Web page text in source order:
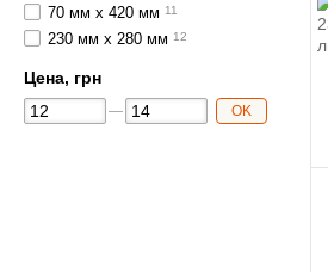
70 мм x 420 мм 11
230 мм x 280 мм 12
Цена, грн
OK